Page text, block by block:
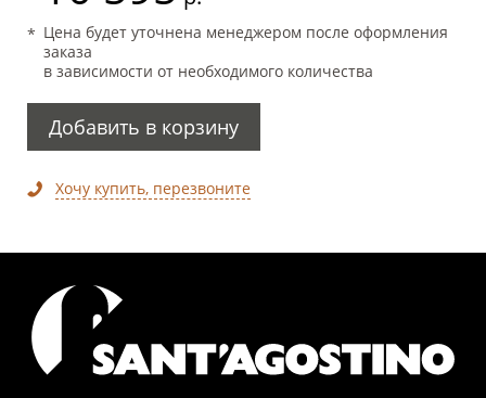
Цена будет уточнена менеджером после оформления
заказа
в зависимости от необходимого количества
Добавить в корзину
Хочу купить, перезвоните